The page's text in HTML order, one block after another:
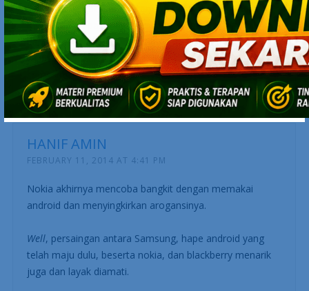
bergerak dan berinovasi terus. nokia sekarang mulai
menawarkan pasar dengan varian produk yang lebih
banyak dengan spek yang tinggi dan harga yang murah.
ini bisa menjadi salah satu ancaman bagi produk2
samsung
HANIF AMIN
FEBRUARY 11, 2014 AT 4:41 PM
Nokia akhirnya mencoba bangkit dengan memakai
android dan menyingkirkan arogansinya.
Well, persaingan antara Samsung, hape android yang
telah maju dulu, beserta nokia, dan blackberry menarik
juga dan layak diamati.